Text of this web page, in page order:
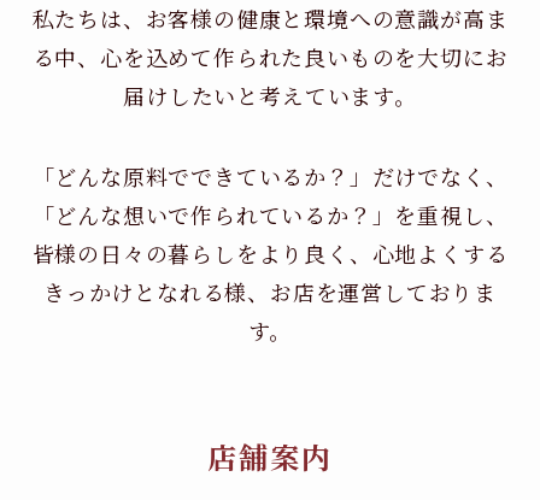
私たちは、お客様の健康と環境への意識が高ま
る中、 心を込めて作られた良いものを大切にお
届けしたいと考えています。
「どんな原料でできているか？」だけでなく、
「どんな想いで作られているか？」を重視し、
皆様の日々の暮らしをより良く、心地よくする
きっかけとなれる様、お店を運営しておりま
す。
店舗案内